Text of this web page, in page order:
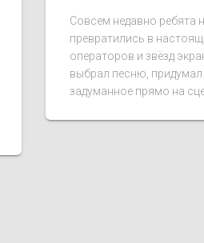
Совсем недавно ребята
превратились в
операторов и звёзд
выбрал песню,
задуманное прямо на